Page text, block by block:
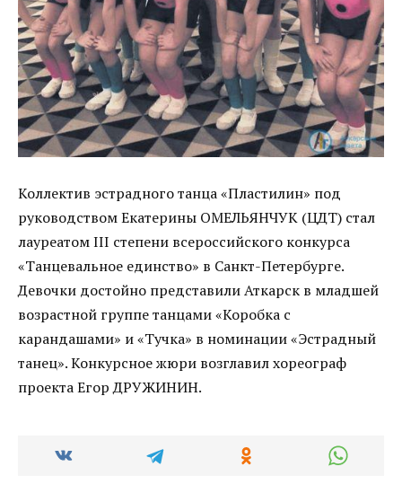
Коллектив эстрадного танца «Пластилин» под
руководством Екатерины ОМЕЛЬЯНЧУК (ЦДТ) стал
лауреатом III cтепени всероссийского конкурса
«Танцевальное единство» в Санкт-Петербурге.
Девочки достойно представили Аткарск в младшей
возрастной группе танцами «Коробка с
карандашами» и «Тучка» в номинации «Эстрадный
танец». Конкурсное жюри возглавил хореограф
проекта Егор ДРУЖИНИН.